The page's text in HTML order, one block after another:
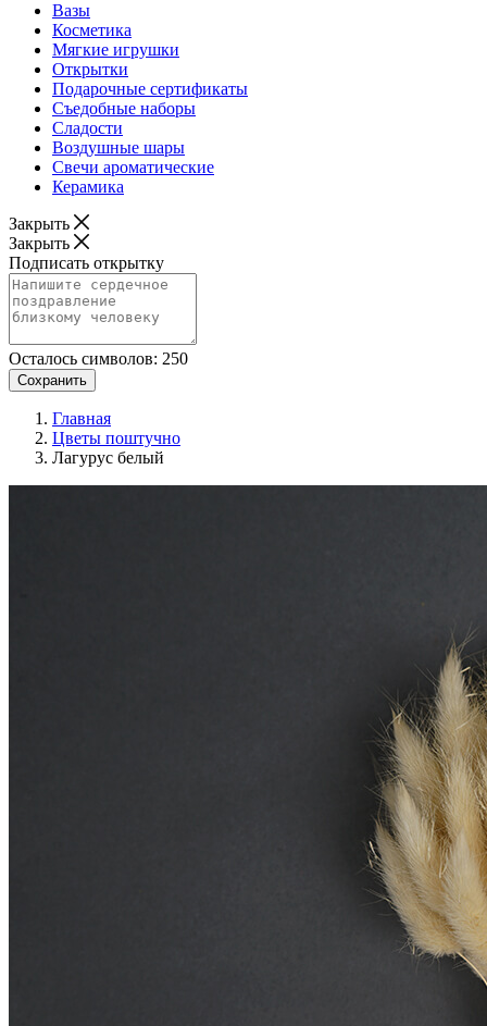
Вазы
Косметика
Мягкие игрушки
Открытки
Подарочные сертификаты
Съедобные наборы
Сладости
Воздушные шары
Свечи ароматические
Керамика
Закрыть
Закрыть
Подписать открытку
Осталось символов: 250
Сохранить
Главная
Цветы поштучно
Лагурус белый